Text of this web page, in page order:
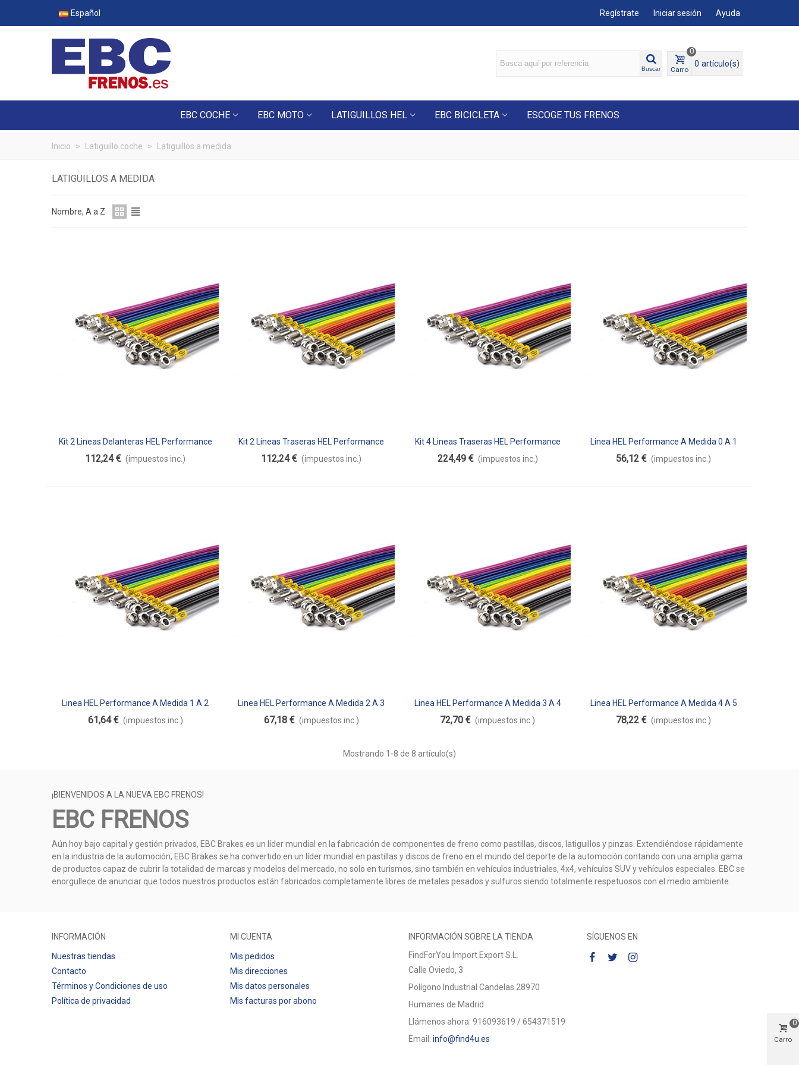
Español Regístrate Iniciar sesión Ayuda
Buscar Carro
0
0 artículo(s)
EBC COCHE EBC MOTO LATIGUILLOS HEL EBC BICICLETA ESCOGE TUS FRENOS
Inicio > Latiguillo coche > Latiguillos a medida
LATIGUILLOS A MEDIDA
Nombre, A a Z
Añadir Al Carrito
Kit 2 Lineas Delanteras HEL Performance
112,24 € (impuestos inc.)
Añadir Al Carrito
Kit 2 Lineas Traseras HEL Performance
112,24 € (impuestos inc.)
Añadir Al Carrito
Kit 4 Lineas Traseras HEL Performance
224,49 € (impuestos inc.)
Añadir Al Carrito
Linea HEL Performance A Medida 0 A 1
Metro De Longitud
56,12 € (impuestos inc.)
Añadir Al Carrito
Linea HEL Performance A Medida 1 A 2
Metros De Longitud
61,64 € (impuestos inc.)
Añadir Al Carrito
Linea HEL Performance A Medida 2 A 3
Metros De Longitud
67,18 € (impuestos inc.)
Añadir Al Carrito
Linea HEL Performance A Medida 3 A 4
Metros De Longitud
72,70 € (impuestos inc.)
Añadir Al Carrito
Linea HEL Performance A Medida 4 A 5
Metros De Longitud
78,22 € (impuestos inc.)
Mostrando 1 -8 de 8 artículo(s)
¡BIENVENIDOS A LA NUEVA EBC FRENOS!
EBC FRENOS
Aún hoy bajo capital y gestión privados, EBC Brakes es un líder mundial en la fabricación de componentes de freno como pastillas, discos, latiguillos y pinzas. Extendiéndose rápidamente
en la industria de la automoción, EBC Brakes se ha convertido en un líder mundial en pastillas y discos de freno en el mundo del deporte de la automoción contando con una amplia gama
de productos capaz de cubrir la totalidad de marcas y modelos del mercado, no solo en turismos, sino también en vehículos industriales, 4x4, vehículos SUV y vehículos especiales. EBC se
enorgullece de anunciar que todos nuestros productos están fabricados completamente libres de metales pesados y sulfuros siendo totalmente respetuosos con el medio ambiente.
INFORMACIÓN
Nuestras tiendas
Contacto
Términos y Condiciones de uso
Política de privacidad
MI CUENTA
Mis pedidos
Mis direcciones
Mis datos personales
Mis facturas por abono
INFORMACIÓN SOBRE LA TIENDA
FindForYou Import Export S.L.
Calle Oviedo, 3
Polígono Industrial Candelas 28970
Humanes de Madrid
Llámenos ahora: 916093619 / 654371519
Email: info@find4u.es
SÍGUENOS EN
Carro
0